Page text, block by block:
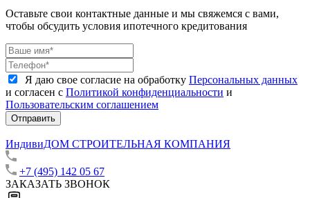
Оставьте свои контактные данные и мы свяжемся с вами,
чтобы обсудить условия ипотечного кредитования
Я даю свое согласие на обработку Персональных данных
и согласен с Политикой конфиденциальности и
Пользовательским соглашением
Отправить
ИндивиДОМ СТРОИТЕЛЬНАЯ КОМПАНИЯ
+7 (495) 142 05 67
ЗАКАЗАТЬ ЗВОНОК